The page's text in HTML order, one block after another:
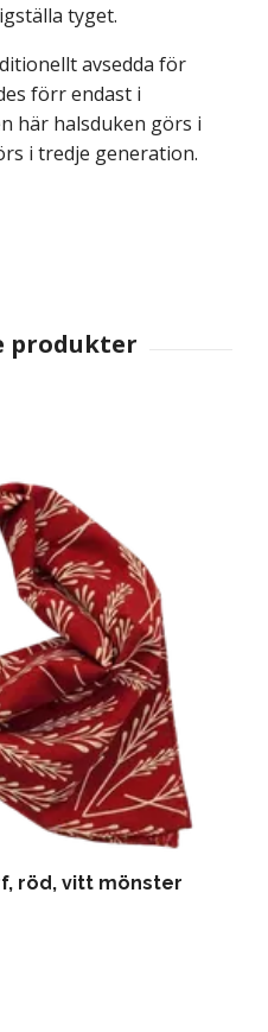
tyget.
avsedda för
förr endast i
här halsduken görs i
i tredje generation.
röd, vitt mönster